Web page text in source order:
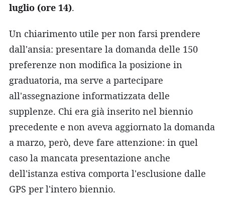
luglio (ore 14).
Un chiarimento utile per non farsi prendere
dall'ansia: presentare la domanda delle 150
preferenze non modifica la posizione in
graduatoria, ma serve a partecipare
all'assegnazione informatizzata delle
supplenze. Chi era già inserito nel biennio
precedente e non aveva aggiornato la domanda
a marzo, però, deve fare attenzione: in quel
caso la mancata presentazione anche
dell'istanza estiva comporta l'esclusione dalle
GPS per l'intero biennio.